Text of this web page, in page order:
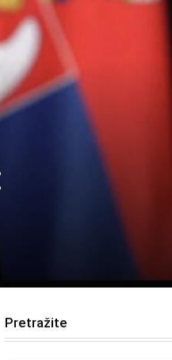
Pretražite